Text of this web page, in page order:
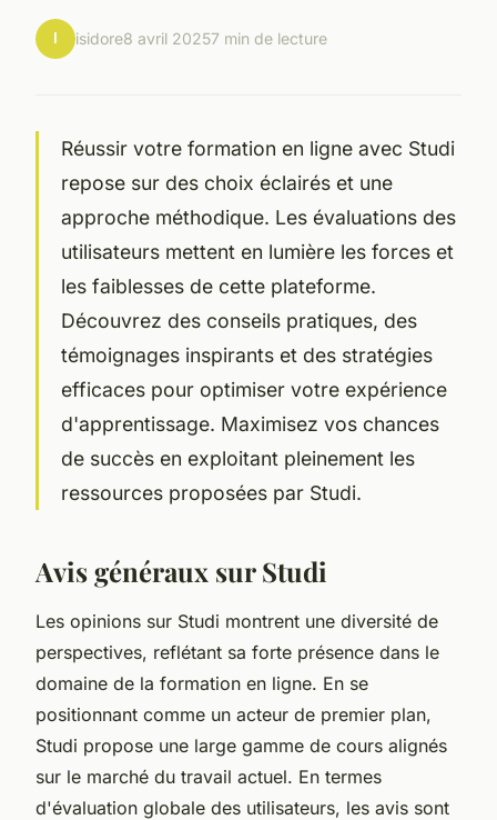
I isidore8 avril 20257 min de lecture
Réussir votre formation en ligne avec Studi
repose sur des choix éclairés et une
approche méthodique. Les évaluations des
utilisateurs mettent en lumière les forces et
les faiblesses de cette plateforme.
Découvrez des conseils pratiques, des
témoignages inspirants et des stratégies
efficaces pour optimiser votre expérience
d'apprentissage. Maximisez vos chances
de succès en exploitant pleinement les
ressources proposées par Studi.
Avis généraux sur Studi
Les opinions sur Studi montrent une diversité de
perspectives, reflétant sa forte présence dans le
domaine de la formation en ligne. En se
positionnant comme un acteur de premier plan,
Studi propose une large gamme de cours alignés
sur le marché du travail actuel. En termes
d'évaluation globale des utilisateurs, les avis sont